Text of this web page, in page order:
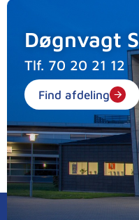
Døgnvagt
Tlf. 70 20 21 12
Find afdeling